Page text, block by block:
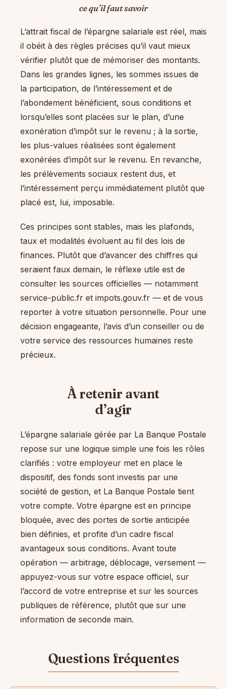
ce qu’il faut savoir
L’attrait fiscal de l’épargne salariale est réel, mais
il obéit à des règles précises qu’il vaut mieux
vérifier plutôt que de mémoriser des montants.
Dans les grandes lignes, les sommes issues de
la participation, de l’intéressement et de
l’abondement bénéficient, sous conditions et
lorsqu’elles sont placées sur le plan, d’une
exonération d’impôt sur le revenu ; à la sortie,
les plus-values réalisées sont également
exonérées d’impôt sur le revenu. En revanche,
les prélèvements sociaux restent dus, et
l’intéressement perçu immédiatement plutôt que
placé est, lui, imposable.
Ces principes sont stables, mais les plafonds,
taux et modalités évoluent au fil des lois de
finances. Plutôt que d’avancer des chiffres qui
seraient faux demain, le réflexe utile est de
consulter les sources officielles — notamment
service-public.fr et impots.gouv.fr — et de vous
reporter à votre situation personnelle. Pour une
décision engageante, l’avis d’un conseiller ou de
votre service des ressources humaines reste
précieux.
À retenir avant
d’agir
L’épargne salariale gérée par La Banque Postale
repose sur une logique simple une fois les rôles
clarifiés : votre employeur met en place le
dispositif, des fonds sont investis par une
société de gestion, et La Banque Postale tient
votre compte. Votre épargne est en principe
bloquée, avec des portes de sortie anticipée
bien définies, et profite d’un cadre fiscal
avantageux sous conditions. Avant toute
opération — arbitrage, déblocage, versement —
appuyez-vous sur votre espace officiel, sur
l’accord de votre entreprise et sur les sources
publiques de référence, plutôt que sur une
information de seconde main.